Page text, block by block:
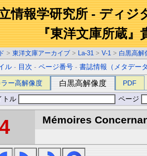
情報学研究所 - ディジ
『東洋文庫所蔵』
> 東洋文庫アーカイブ > La-31 > V-1 > 白黒高解
ル - 目次 -ページ番号 -書誌情報（メタデー
ー高解像度 白黒高解像度 PDF
トル ページ
Mémoires